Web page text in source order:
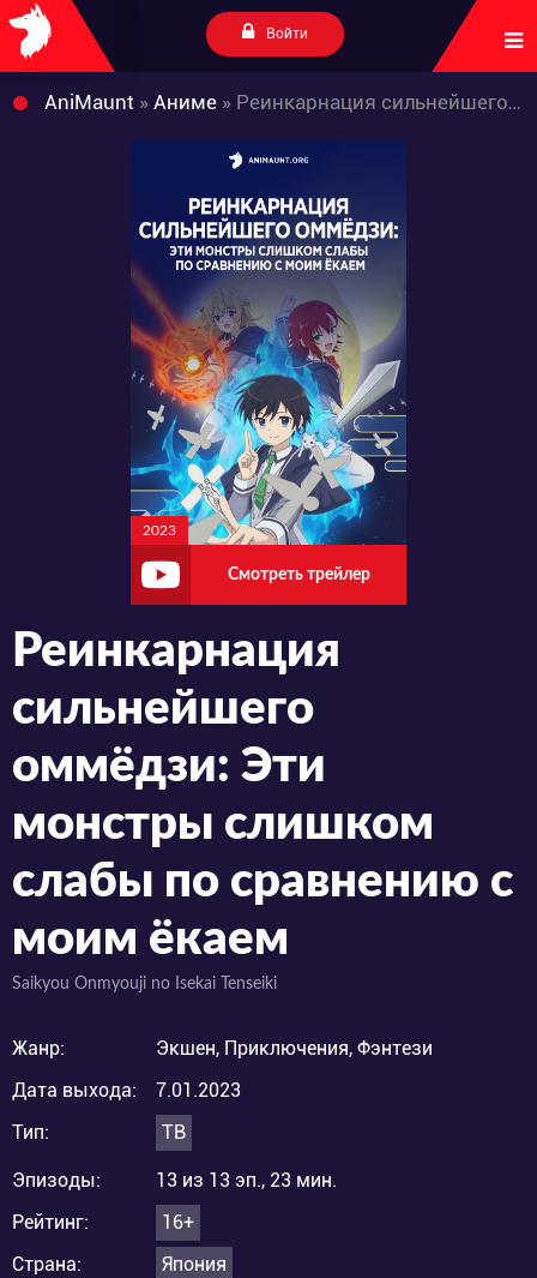
Войти
AniMaunt » Аниме » Реинкарнация сильнейшего оммёдзи: Эти монстры слишком слабы по сравнению с моим ёкаем
2023
Смотреть трейлер
Реинкарнация
сильнейшего
оммёдзи: Эти
монстры слишком
слабы по сравнению с
моим ёкаем
Saikyou Onmyouji no Isekai Tenseiki
Жанр:
Экшен, Приключения, Фэнтези
Дата выхода:
7.01.2023
Тип:
ТВ
Эпизоды:
13 из 13 эп., 23 мин.
Рейтинг:
16+
Страна:
Япония